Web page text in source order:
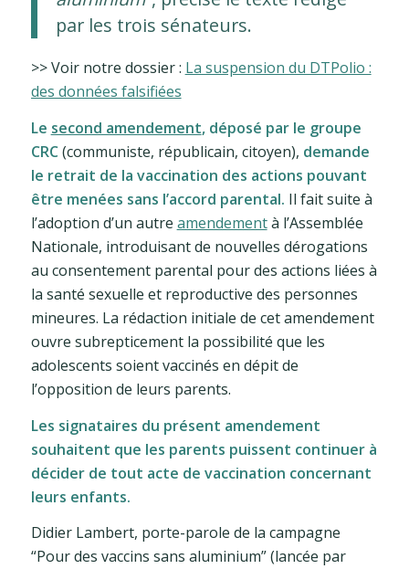
par les trois sénateurs.
>> Voir notre dossier : La suspension du DTPolio :
des données falsifiées
Le second amendement, déposé par le groupe
CRC(communiste, républicain, citoyen), demande
le retrait de la vaccination des actions pouvant
être menées sans l’accord parental. Il fait suite à
l’adoption d’un autre amendementà l’Assemblée
Nationale, introduisant de nouvelles dérogations
au consentement parental pour des actions liées à
la santé sexuelle et reproductive des personnes
mineures. La rédaction initiale de cet amendement
ouvre subrepticement la possibilité que les
adolescents soient vaccinés en dépit de
l’opposition de leurs parents.
Les signataires du présent amendement
souhaitent que les parents puissent continuer à
décider de tout acte de vaccination concernant
leurs enfants.
Didier Lambert, porte-parole de la campagne
“Pour des vaccins sans aluminium” (lancée par